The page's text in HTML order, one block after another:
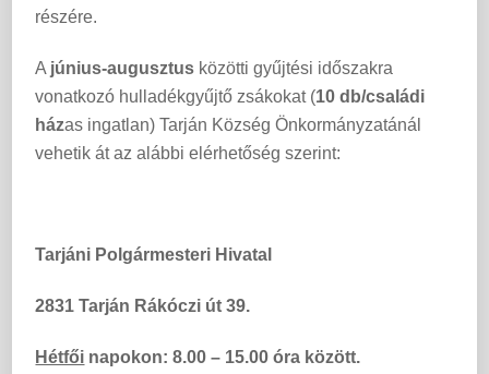
részére.
A június-augusztus közötti gyűjtési időszakra
vonatkozó hulladékgyűjtő zsákokat (10 db/családi
házas ingatlan) Tarján Község Önkormányzatánál
vehetik át az alábbi elérhetőség szerint:
Tarjáni Polgármesteri Hivatal
2831 Tarján Rákóczi út 39.
Hétfői napokon: 8.00 – 15.00 óra között.